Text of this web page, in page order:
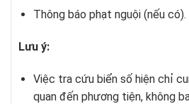
Thông báo phạt nguội (nếu có).
Lưu ý:
Việc tra cứu biển số hiện chỉ
quan đến phương tiện, không